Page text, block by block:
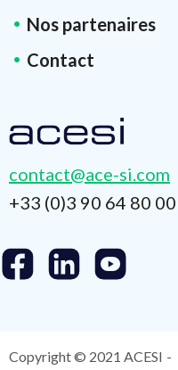
Nos partenaires
Contact
contact@ace-si.com
+33 (0)3 90 64 80 00
Copyright © 2021 ACESI